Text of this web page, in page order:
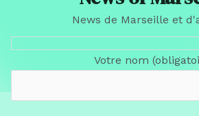
News de Marseille et
Votre nom